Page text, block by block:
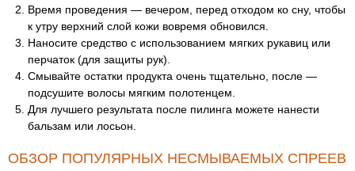
Время проведения — вечером, перед отходом ко сну, чтобы
к утру верхний слой кожи вовремя обновился.
Наносите средство с использованием мягких рукавиц или
перчаток (для защиты рук).
Смывайте остатки продукта очень тщательно, после —
подсушите волосы мягким полотенцем.
Для лучшего результата после пилинга можете нанести
бальзам или лосьон.
ОБЗОР ПОПУЛЯРНЫХ НЕСМЫВАЕМЫХ СПРЕЕВ